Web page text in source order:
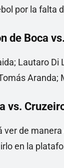
de Boca
Lautaro
vs.
ver de
en la